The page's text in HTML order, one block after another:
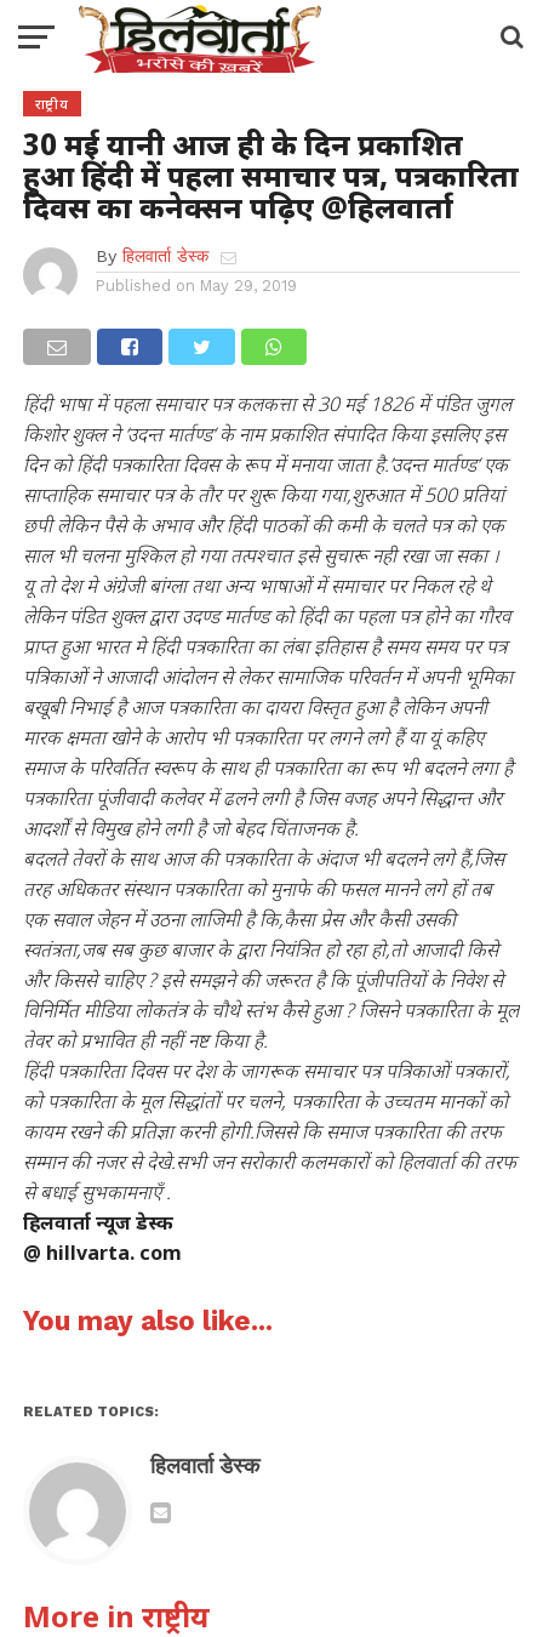
राष्ट्रीय
30 मई यानी आज ही के दिन प्रकाशित
हुआ हिंदी में पहला समाचार पत्र, पत्रकारिता
दिवस का कनेक्सन पढ़िए @हिलवार्ता
By हिलवार्ता डेस्क
Published on May 29, 2019
हिंदी भाषा में पहला समाचार पत्र कलकत्ता से 30 मई 1826 में पंडित जुगल
किशोर शुक्ल ने ‘उदन्त मार्तण्ड’ के नाम प्रकाशित संपादित किया इसलिए इस
दिन को हिंदी पत्रकारिता दिवस के रूप में मनाया जाता है.’उदन्त मार्तण्ड’ एक
साप्ताहिक समाचार पत्र के तौर पर शुरू किया गया,शुरुआत में 500 प्रतियां
छपी लेकिन पैसे के अभाव और हिंदी पाठकों की कमी के चलते पत्र को एक
साल भी चलना मुश्किल हो गया तत्पश्चात इसे सुचारू नही रखा जा सका ।
यू तो देश मे अंग्रेजी बांग्ला तथा अन्य भाषाओं में समाचार पर निकल रहे थे
लेकिन पंडित शुक्ल द्वारा उदण्ड मार्तण्ड को हिंदी का पहला पत्र होने का गौरव
प्राप्त हुआ भारत मे हिंदी पत्रकारिता का लंबा इतिहास है समय समय पर पत्र
पत्रिकाओं ने आजादी आंदोलन से लेकर सामाजिक परिवर्तन में अपनी भूमिका
बखूबी निभाई है आज पत्रकारिता का दायरा विस्तृत हुआ है लेकिन अपनी
मारक क्षमता खोने के आरोप भी पत्रकारिता पर लगने लगे हैं या यूं कहिए
समाज के परिवर्तित स्वरूप के साथ ही पत्रकारिता का रूप भी बदलने लगा है
पत्रकारिता पूंजीवादी कलेवर में ढलने लगी है जिस वजह अपने सिद्धान्त और
आदर्शों से विमुख होने लगी है जो बेहद चिंताजनक है.
बदलते तेवरों के साथ आज की पत्रकारिता के अंदाज भी बदलने लगे हैं,जिस
तरह अधिकतर संस्थान पत्रकारिता को मुनाफे की फसल मानने लगे हों तब
एक सवाल जेहन में उठना लाजिमी है कि,कैसा प्रेस और कैसी उसकी
स्वतंत्रता,जब सब कुछ बाजार के द्वारा नियंत्रित हो रहा हो,तो आजादी किसे
और किससे चाहिए ? इसे समझने की जरूरत है कि पूंजीपतियों के निवेश से
विनिर्मित मीडिया लोकतंत्र के चौथे स्तंभ कैसे हुआ ? जिसने पत्रकारिता के मूल
तेवर को प्रभावित ही नहीं नष्ट किया है.
हिंदी पत्रकारिता दिवस पर देश के जागरूक समाचार पत्र पत्रिकाओं पत्रकारों,
को पत्रकारिता के मूल सिद्धांतों पर चलने, पत्रकारिता के उच्चतम मानकों को
कायम रखने की प्रतिज्ञा करनी होगी.जिससे कि समाज पत्रकारिता की तरफ
सम्मान की नजर से देखे.सभी जन सरोकारी कलमकारों को हिलवार्ता की तरफ
से बधाई सुभकामनाएँ .
हिलवार्ता न्यूज डेस्क
@ hillvarta. com
You may also like...
RELATED TOPICS:
हिलवार्ता डेस्क
More in राष्ट्रीय